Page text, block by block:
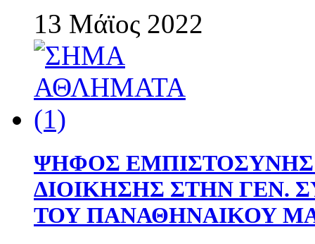
13 Μάϊος 2022
ΨΗΦΟΣ
ΔΙΟΙΚΗΣΗΣ ΣΤΗΝ ΓΕΝ.
ΤΟΥ ΠΑΝΑΘΗΝΑΙΚΟΥ